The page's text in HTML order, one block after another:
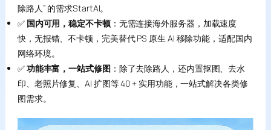
除路人” 的需求StartAI。
✅ 国内可用，稳定不卡顿：无需连接海外服务器，加载速度
快，无报错、不卡顿，完美替代 PS 原生 AI 移除功能，适配国内
网络环境。
✅功能丰富，一站式修图：除了去除路人，还内置抠图、去水
印、老照片修复、AI 扩图等 40 + 实用功能，一站式解决各类修
图需求。